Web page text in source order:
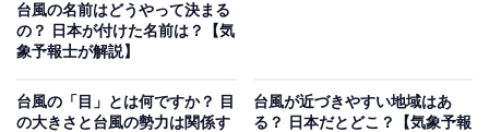
台風の名前はどうやって決まる
の？ 日本が付けた名前は？【気
象予報士が解説】
台風の「目」とは何ですか？ 目
の大きさと台風の勢力は関係す
台風が近づきやすい地域はあ
る？ 日本だとどこ？【気象予報